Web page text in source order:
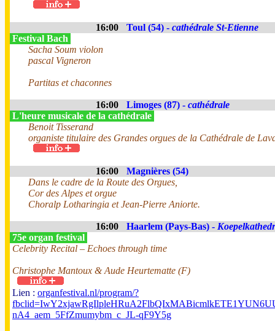
16:00 Toul (54) - cathédrale St-Etienne
Festival Bach
Sacha Soum violon
pascal Vigneron
Partitas et chaconnes
16:00 Limoges (87) - cathédrale
L'heure musicale de la cathédrale
Benoit Tisserand
organiste titulaire des Grandes orgues de la Cathédrale de
16:00
Magnières (54)
Dans le cadre de la Route des Orgues,
Cor des Alpes et orgue
Choralp Lotharingia et Jean-Pierre Aniorte.
16:00 Haarlem (Pays-Bas) -
75e organ festival
Celebrity Recital – Echoes through time
Christophe Mantoux & Aude Heurtematte (F)
Lien : organfestival.nl/program/?
nA4_aem_5FfZmumybm_c_JL-qF9Y5g